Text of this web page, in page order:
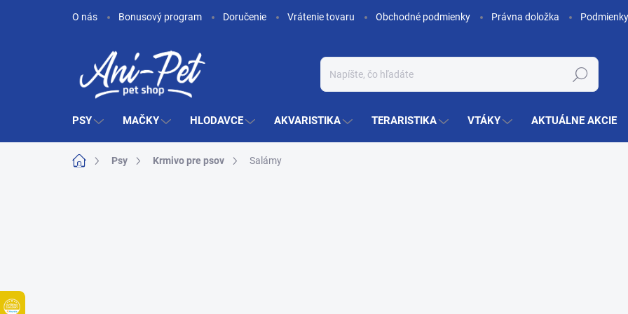
O nás Bonusový program Doručenie Vrátenie tovaru Obchodné podmienky Právna doložka
Hľadať
PSY MAČKY HLODAVCE AKVARISTIKA TERARISTIKA VTÁKY AKTUÁLNE AKCIE
DomovPsy Krmivo pre psov Salámy